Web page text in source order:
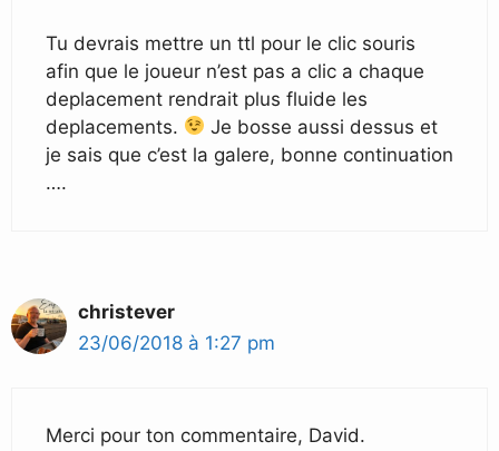
Tu devrais mettre un ttl pour le clic souris
afin que le joueur n’est pas a clic a chaque
deplacement rendrait plus fluide les
deplacements.
Je bosse aussi dessus et
je sais que c’est la galere, bonne continuation
….
christever
23/06/2018 à 1:27 pm
Merci pour ton commentaire, David.